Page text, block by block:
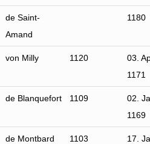
de Saint-
Amand
1180
von Milly 1120
03.
1171
de Blanquefort 1109
02.
1169
de Montbard 1103
17.